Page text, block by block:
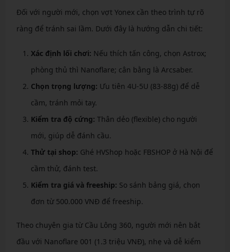
Đối với người mới, chọn vợt Yonex cần theo trình tự rõ
ràng để tránh sai lầm. Dưới đây là hướng dẫn chi tiết:
Xác định lối chơi: Nếu thích tấn công, chọn Astrox;
phòng thủ thì Nanoflare; cân bằng là Arcsaber.
Chọn trọng lượng: Ưu tiên 4U-5U (83-88g) để dễ
cầm, tránh mỏi tay.
Kiểm tra độ cứng: Thân dẻo (flexible) cho người
mới, giúp dễ đánh cầu.
Thử tại shop: Ghé HVShop hoặc FBSHOP ở Hà Nội để
cầm thử, đánh test.
Kiểm tra giá và freeship: So sánh bảng giá, chọn
đơn từ 500.000 VNĐ để freeship.
Theo chuyên gia từ Cầu Lông 360, người mới nên bắt
đầu với Nanoflare 001 (1.3 triệu VNĐ), nhẹ và dễ kiểm